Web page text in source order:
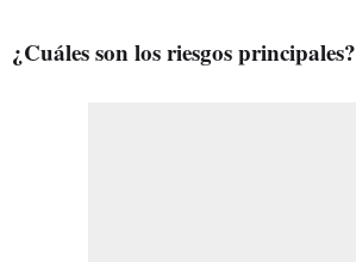
¿Cuáles son los riesgos principales?